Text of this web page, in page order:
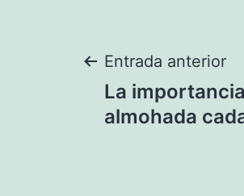
de
Entrada anterior
La
almohada